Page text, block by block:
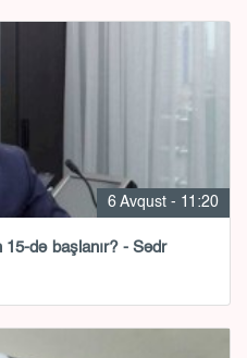
6 Avqust - 11:20
də başlanır? - Sədr